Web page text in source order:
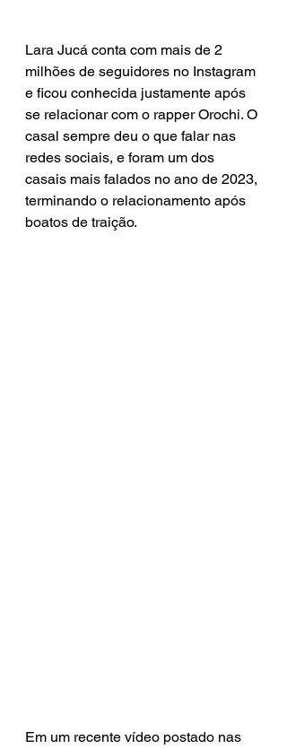
Lara Jucá conta com mais de 2
milhões de seguidores no Instagram
e ficou conhecida justamente após
se relacionar com o rapper Orochi. O
casal sempre deu o que falar nas
redes sociais, e foram um dos
casais mais falados no ano de 2023,
terminando o relacionamento após
boatos de traição.
Em um recente vídeo postado nas